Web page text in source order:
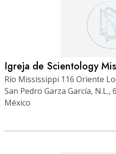
Igreja de Scientology
Río Mississippi 116 Oriente
San Pedro Garza García, N.L.,
México